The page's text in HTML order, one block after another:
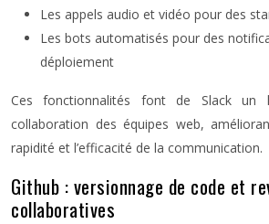
Les appels audio et vidéo pour des
Les bots automatisés pour des
déploiement
Ces fonctionnalités font de Slack un
collaboration des équipes web,
rapidité et l’efficacité de la communication.
Github : versionnage de code et
collaboratives